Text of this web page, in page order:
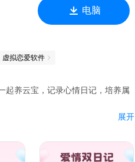
将面临法律后果。
电脑
虚拟恋爱软件
起养云宝，记录心情日记，培养属
展开